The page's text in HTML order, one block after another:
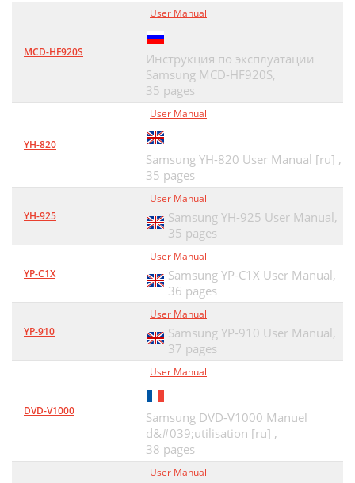
MCD-HF920S
User Manual
Инструкция по эксплуатации
Samsung MCD-HF920S,
35 pages
YH-820
User Manual
Samsung YH-820 User Manual [ru] ,
35 pages
YH-925
User Manual
Samsung YH-925 User Manual,
35 pages
YP-C1X
User Manual
Samsung YP-C1X User Manual,
36 pages
YP-910
User Manual
Samsung YP-910 User Manual,
37 pages
DVD-V1000
User Manual
Samsung DVD-V1000 Manuel
d&#039;utilisation [ru] ,
38 pages
User Manual